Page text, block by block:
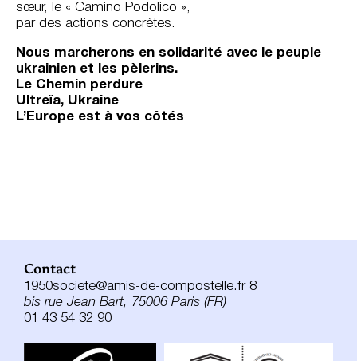
sœur, le « Camino Podolico »,
par des actions concrètes.
Nous marcherons en solidarité avec le peuple
ukrainien et les pèlerins.
Le Chemin perdure
Ultreïa, Ukraine
L’Europe est à vos côtés
Contact
1950societe@amis-de-compostelle.fr 8
bis rue Jean Bart, 75006 Paris (FR)
01 43 54 32 90